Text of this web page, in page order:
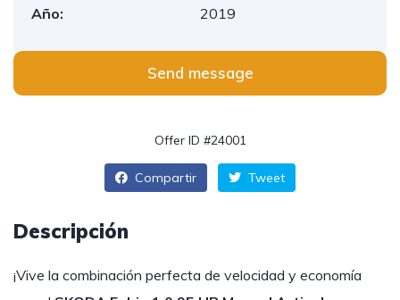
Año:
2019
Send message
Offer ID #24001
Compartir Tweet
Descripción
¡Vive la combinación perfecta de velocidad y economía